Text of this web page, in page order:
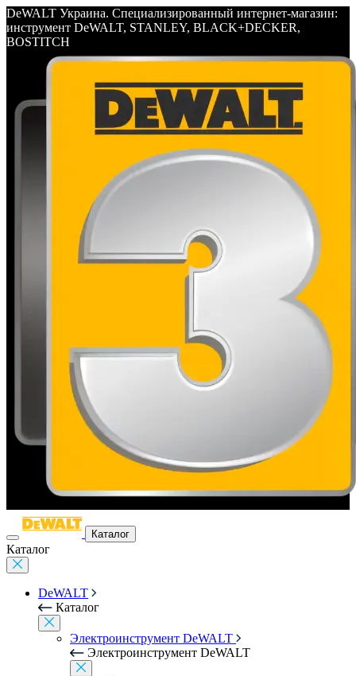
DeWALT Украина. Специализированный интернет-магазин:
инструмент DeWALT, STANLEY, BLACK+DECKER,
BOSTITCH
Каталог
Каталог
DeWALT
Каталог
Электроинструмент DeWALT
Электроинструмент DeWALT